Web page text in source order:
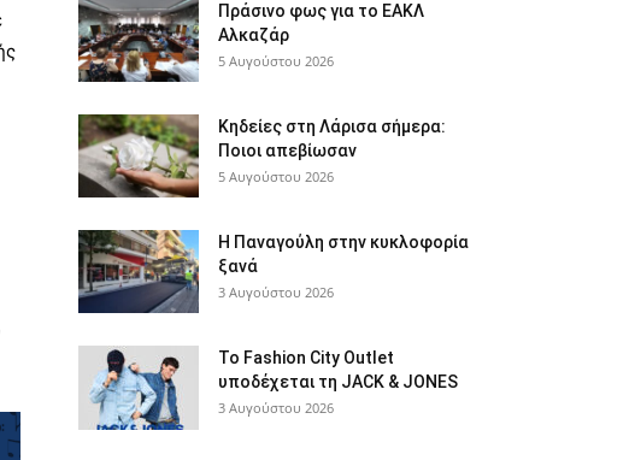
Πράσινο φως για το ΕΑΚΛ
Αλκαζάρ
5 Αυγούστου 2026
Κηδείες στη Λάρισα σήμερα:
Ποιοι απεβίωσαν
5 Αυγούστου 2026
Η Παναγούλη στην κυκλοφορία
ξανά
3 Αυγούστου 2026
Το Fashion City Outlet
υποδέχεται τη JACK & JONES
3 Αυγούστου 2026